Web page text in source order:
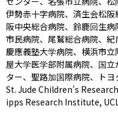
伊勢赤十字病院、済生会松
阪中央総合病院、鈴鹿回生
市民病院、尾鷲総合病院、
慶應義塾大学病院、横浜市
屋大学医学部附属病院、国
ター、聖路加国際病院、トヨ
St. Jude Children's
ipps Research Institute,